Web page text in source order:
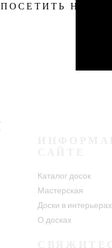
ПОСЕТИТЬ НАС
Каталог досок
Мастерская
Доски в интерьерах
О досках